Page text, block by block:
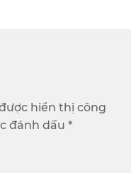
hiển thị công
đánh dấu *